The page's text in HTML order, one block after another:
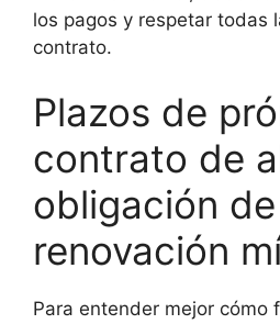
los pagos y respetar todas
contrato.
Plazos de
contrato de
obligación de
renovación
Para entender mejor cómo